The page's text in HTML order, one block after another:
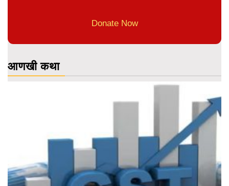
Donate Now
आणखी कथा